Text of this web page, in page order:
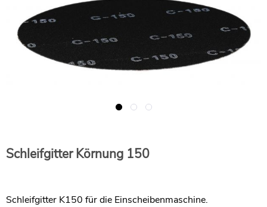
Schleifgitter Körnung 150
Schleifgitter K150 für die Einscheibenmaschine.